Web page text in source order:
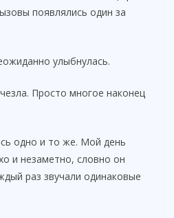
появлялись один за
улыбнулась.
Просто многое наконец
одно и то же. Мой день
и незаметно, словно он
раз звучали одинаковые